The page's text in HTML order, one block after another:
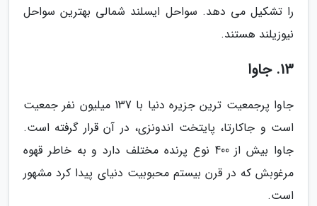
را تشکیل می دهد. سواحل ایسلند شمالی بهترین سواحل
نیوزیلند هستند.
13. جاوا
جاوا پرجمعیت ترین جزیره دنیا با 137 میلیون نفر جمعیت
است و جاکارتا، پایتخت اندونزی، در آن قرار گرفته است.
جاوا بیش از 400 نوع پرنده مختلف دارد و به خاطر قهوه
مرغوبش که در قرن بیستم محبوبیت دنیای پیدا کرد مشهور
است.